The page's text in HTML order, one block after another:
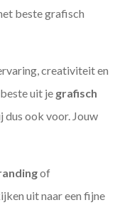
beste grafisch
creativiteit en
uit je grafisch
dus ook voor. Jouw
of
uit naar een fijne